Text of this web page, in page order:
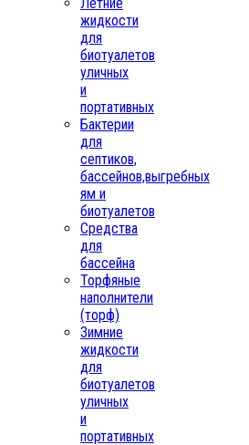
жидкости
для
биотуалетов
уличных
и
портативных
Бактерии
для
септиков,
бассейнов,выгребных
ям и
биотуалетов
Средства
для
бассейна
Торфяные
наполнители
(торф)
Зимние
жидкости
для
биотуалетов
уличных
и
портативных